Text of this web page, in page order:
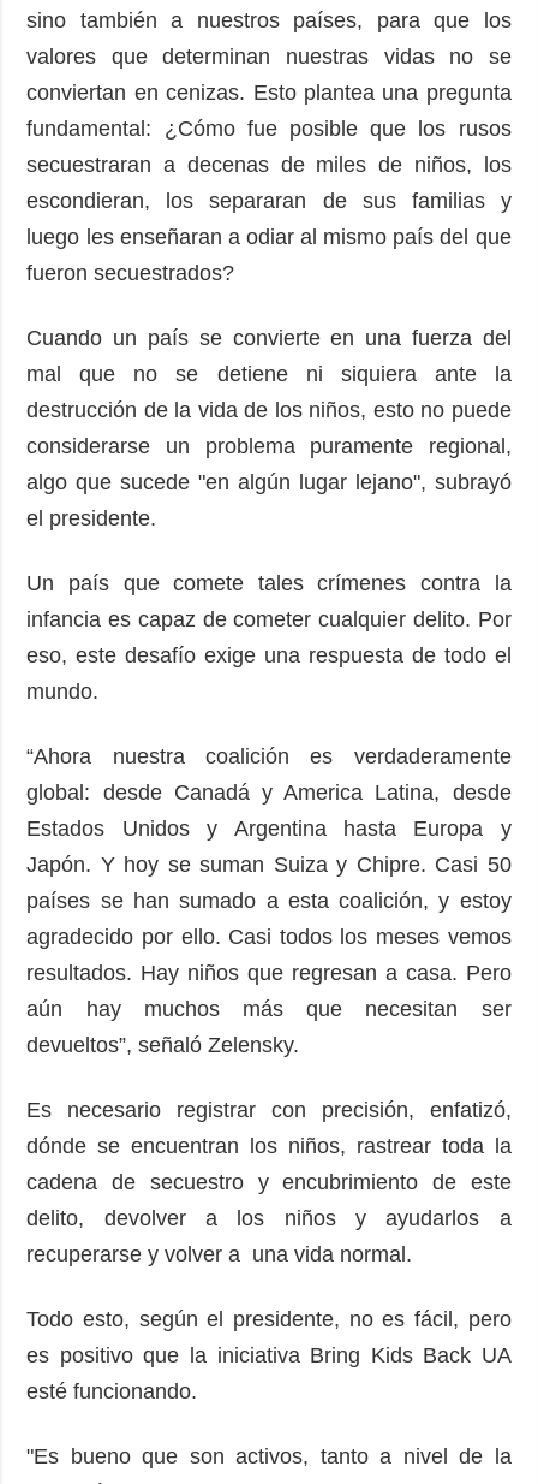
sino también a nuestros países, para que los
valores que determinan nuestras vidas no se
conviertan en cenizas. Esto plantea una pregunta
fundamental: ¿Cómo fue posible que los rusos
secuestraran a decenas de miles de niños, los
escondieran, los separaran de sus familias y
luego les enseñaran a odiar al mismo país del que
fueron secuestrados?
Cuando un país se convierte en una fuerza del
mal que no se detiene ni siquiera ante la
destrucción de la vida de los niños, esto no puede
considerarse un problema puramente regional,
algo que sucede "en algún lugar lejano", subrayó
el presidente.
Un país que comete tales crímenes contra la
infancia es capaz de cometer cualquier delito. Por
eso, este desafío exige una respuesta de todo el
mundo.
“Ahora nuestra coalición es verdaderamente
global: desde Canadá y America Latina, desde
Estados Unidos y Argentina hasta Europa y
Japón. Y hoy se suman Suiza y Chipre. Casi 50
países se han sumado a esta coalición, y estoy
agradecido por ello. Casi todos los meses vemos
resultados. Hay niños que regresan a casa. Pero
aún hay muchos más que necesitan ser
devueltos”, señaló Zelensky.
Es necesario registrar con precisión, enfatizó,
dónde se encuentran los niños, rastrear toda la
cadena de secuestro y encubrimiento de este
delito, devolver a los niños y ayudarlos a
recuperarse y volver a una vida normal.
Todo esto, según el presidente, no es fácil, pero
es positivo que la iniciativa Bring Kids Back UA
esté funcionando.
"Es bueno que son activos, tanto a nivel de la